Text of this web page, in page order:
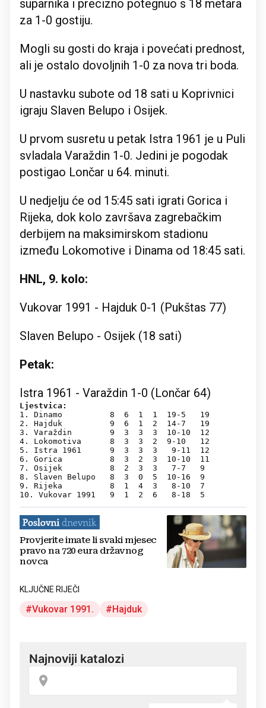
suparnika i precizno potegnuo s 18 metara
za 1-0 gostiju.
Mogli su gosti do kraja i povećati prednost,
ali je ostalo dovoljnih 1-0 za nova tri boda.
U nastavku subote od 18 sati u Koprivnici
igraju Slaven Belupo i Osijek.
U prvom susretu u petak Istra 1961 je u Puli
svladala Varaždin 1-0. Jedini je pogodak
postigao Lončar u 64. minuti.
U nedjelju će od 15:45 sati igrati Gorica i
Rijeka, dok kolo završava zagrebačkim
derbijem na maksimirskom stadionu
između Lokomotive i Dinama od 18:45 sati.
HNL, 9. kolo:
Vukovar 1991 - Hajduk 0-1 (Pukštas 77)
Slaven Belupo - Osijek (18 sati)
Petak:
Istra 1961 - Varaždin 1-0 (Lončar 64)
Ljestvica:
1. Dinamo          8  6  1  1  19-5   19
2. Hajduk          9  6  1  2  14-7   19
3. Varaždin        9  3  3  3  10-10  12
4.​​​​​​ Lokomotiva      8  3  3  2  9-10   12
5. Istra 1961      9  3  3  3   9-11  12
6. Gorica          8  3  2  3  10-10  11
7. Osijek          8  2  3  3   7-7   9
8. Slaven Belupo   8  3  0  5  10-16  9
9. Rijeka          8  1  4  3   8-10  7
10. Vukovar 1991   9  1  2  6   8-18  5
Provjerite imate li svaki mjesec
pravo na 720 eura državnog
novca
KLJUČNE RIJEČI
Vukovar 1991. Hajduk